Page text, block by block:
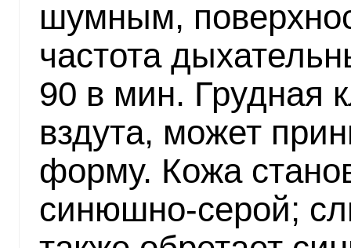
шумным,
частота
90 в мин. Грудная
вздута, может
форму. Кожа
синюшно-серой;